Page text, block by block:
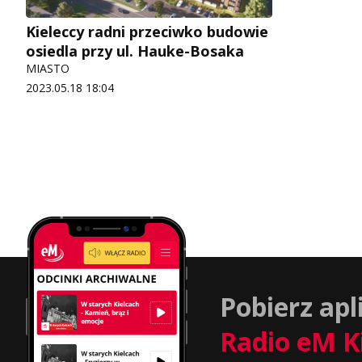
Kieleccy radni przeciwko budowie
osiedla przy ul. Hauke-Bosaka
MIASTO
2023.05.18 18:04
Pobierz
Radio eM